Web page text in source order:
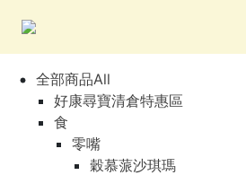
全部商品All
好康尋寶清倉特惠區
食
零嘴
穀慕蒎沙琪瑪